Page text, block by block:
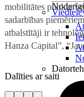
Noderīgi
mobilitātes punkta
sadarbības
atbalstītāji ir
Hanza Capital”,
Dalīties ar saiti